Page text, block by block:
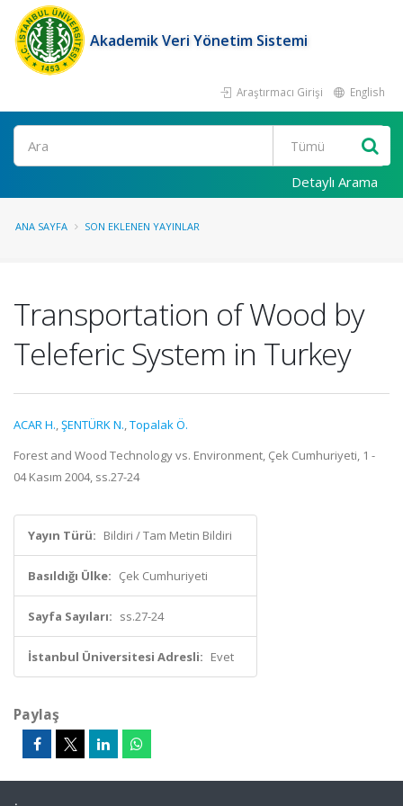
Akademik Veri Yönetim Sistemi
Araştırmacı Girişi English
Ara
Detaylı Arama
ANA SAYFA SON EKLENEN YAYINLAR
Transportation of Wood by
Teleferic System in Turkey
ACAR H.,ŞENTÜRK N.,Topalak Ö.
Forest and Wood Technology vs. Environment, Çek Cumhuriyeti, 1 -
04 Kasım 2004, ss.27-24
Yayın Türü: Bildiri / Tam Metin Bildiri
Basıldığı Ülke: Çek Cumhuriyeti
Sayfa Sayıları: ss.27-24
İstanbul Üniversitesi Adresli: Evet
Paylaş